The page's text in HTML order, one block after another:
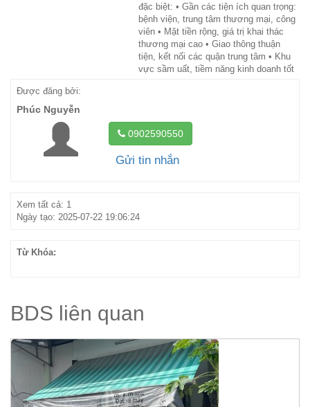
đặc biệt: • Gần các tiện ích quan trọng:
bệnh viện, trung tâm thương mại, công
viên • Mặt tiền rộng, giá trị khai thác
thương mại cao • Giao thông thuận
tiện, kết nối các quận trung tâm • Khu
vực sầm uất, tiềm năng kinh doanh tốt
Được đăng bởi:
Phúc Nguyễn
0902590550
Gửi tin nhắn
Xem tất cả: 1
Ngày tạo: 2025-07-22 19:06:24
Từ Khóa:
BDS liên quan